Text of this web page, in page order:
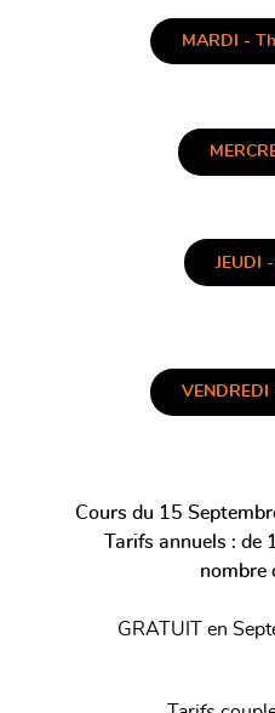
MARDI -
JEUDI
Cours du 15
Tarifs annuels : de
nombre
GRATUIT en